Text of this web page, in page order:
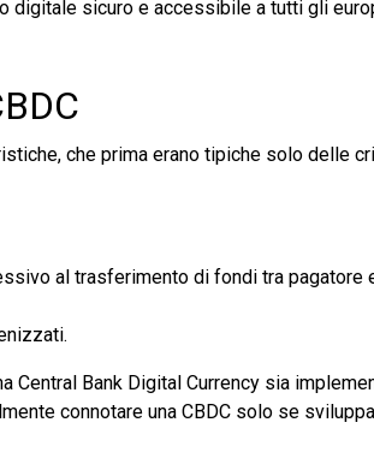
digitale sicuro e accessibile a tutti gli
che prima erano tipiche solo delle
al trasferimento di fondi tra pagatore
Bank Digital Currency sia
connotare una CBDC solo se